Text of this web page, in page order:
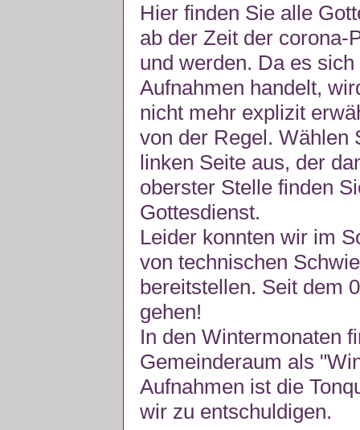
Hier finden Sie alle
ab der Zeit der corona-
und werden. Da es
Aufnahmen handelt,
nicht mehr explizit
von der Regel. Wählen
linken Seite aus, der
oberster Stelle finden
Gottesdienst.
Leider konnten wir im
von technischen
bereitstellen. Seit dem
gehen!
In den Wintermonaten
Gemeinderaum als
Aufnahmen ist die
wir zu entschuldigen.